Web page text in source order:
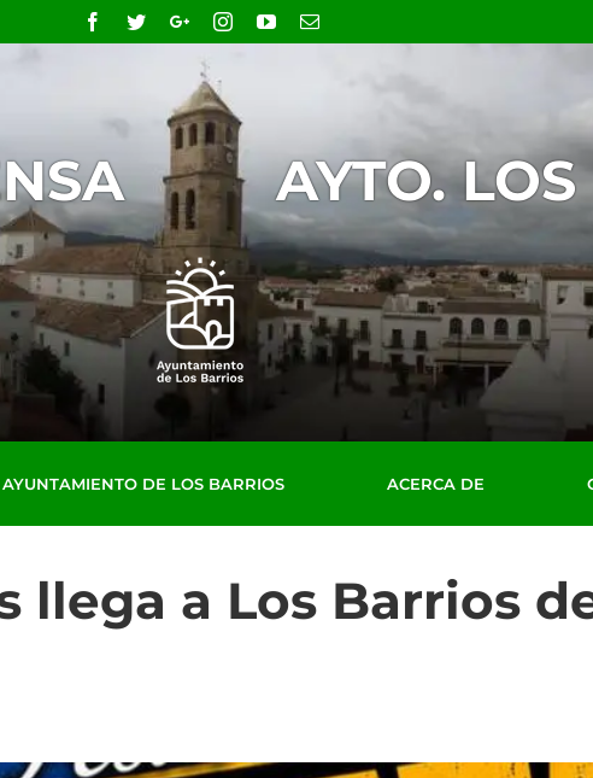
Facebook
TwitterGoogle+InstagramYouTubeEmail
AYTO.
AYUNTAMIENTO DE LOS BARRIOS ACERCA DE
llega a Los Barrios